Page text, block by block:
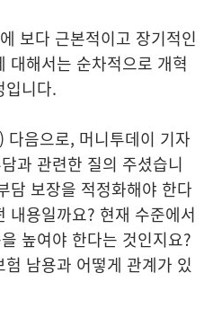
보다 근본적이고 장기적인
대해서는 순차적으로 개혁
입니다.
음으로, 머니투데이 기자
과 관련한 질의 주셨습니
담 보장을 적정화해야 한다
내용일까요? 현재 수준에서
높여야 한다는 것인지요?
남용과 어떻게 관계가 있